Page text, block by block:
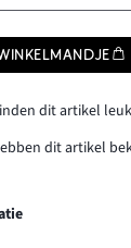
dit artikel leuk
dit artikel